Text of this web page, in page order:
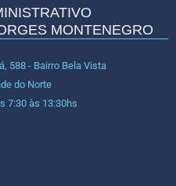
MONTENEGRO
588 - Bairro Bela Vista
do Norte
7:30 às 13:30hs